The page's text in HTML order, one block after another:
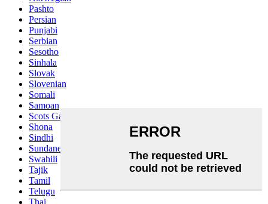
Pashto
Persian
Punjabi
Serbian
Sesotho
Sinhala
Slovak
Slovenian
Somali
Samoan
Scots Gaelic
Shona
Sindhi
Sundanese
Swahili
Tajik
Tamil
Telugu
Thai